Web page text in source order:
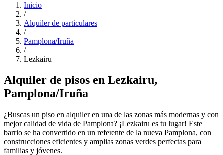
Inicio
/
Alquiler de particulares
/
Pamplona/Iruña
/
Lezkairu
Alquiler de pisos en Lezkairu,
Pamplona/Iruña
¿Buscas un piso en alquiler en una de las zonas más modernas y con
mejor calidad de vida de Pamplona? ¡Lezkairu es tu lugar! Este
barrio se ha convertido en un referente de la nueva Pamplona, con
construcciones eficientes y amplias zonas verdes perfectas para
familias y jóvenes.